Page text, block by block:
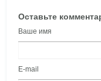
Оставьте
Ваше имя
E-mail